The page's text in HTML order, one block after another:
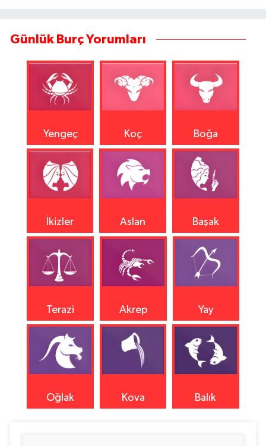
Günlük Burç Yorumları
Yengeç Koç Boğa
İkizler Aslan Başak
Terazi Akrep Yay
Oğlak Kova Balık